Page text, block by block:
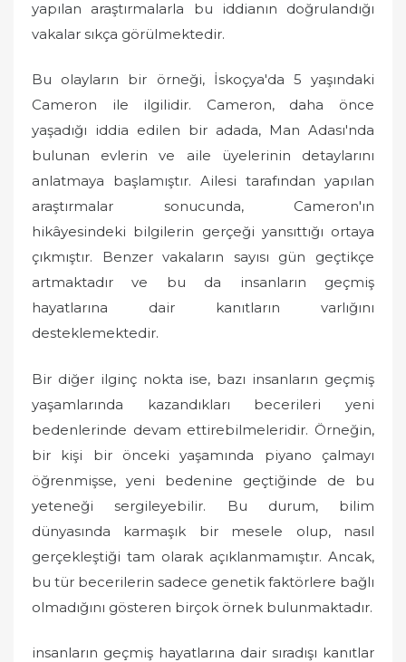
yapılan araştırmalarla bu iddianın doğrulandığı
vakalar sıkça görülmektedir.
Bu olayların bir örneği, İskoçya'da 5 yaşındaki
Cameron ile ilgilidir. Cameron, daha önce
yaşadığı iddia edilen bir adada, Man Adası'nda
bulunan evlerin ve aile üyelerinin detaylarını
anlatmaya başlamıştır. Ailesi tarafından yapılan
araştırmalar sonucunda, Cameron'ın
hikâyesindeki bilgilerin gerçeği yansıttığı ortaya
çıkmıştır. Benzer vakaların sayısı gün geçtikçe
artmaktadır ve bu da insanların geçmiş
hayatlarına dair kanıtların varlığını
desteklemektedir.
Bir diğer ilginç nokta ise, bazı insanların geçmiş
yaşamlarında kazandıkları becerileri yeni
bedenlerinde devam ettirebilmeleridir. Örneğin,
bir kişi bir önceki yaşamında piyano çalmayı
öğrenmişse, yeni bedenine geçtiğinde de bu
yeteneği sergileyebilir. Bu durum, bilim
dünyasında karmaşık bir mesele olup, nasıl
gerçekleştiği tam olarak açıklanmamıştır. Ancak,
bu tür becerilerin sadece genetik faktörlere bağlı
olmadığını gösteren birçok örnek bulunmaktadır.
insanların geçmiş hayatlarına dair sıradışı kanıtlar